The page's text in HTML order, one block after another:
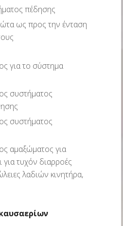
πέδησης
ως προς την ένταση
για το σύστημα
συστήματος
συστήματος
αμαξώματος για
για τυχόν διαρροές
λαδιών κινητήρα,